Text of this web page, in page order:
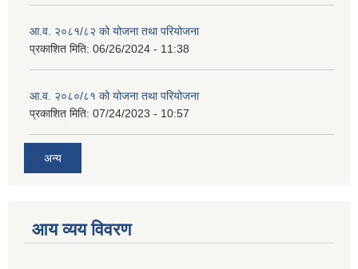
आ.व. २०८१/८२ को योजना तथा परियोजना
प्रकाशित मिति: 06/26/2024 - 11:38
आ.व. २०८०/८१ को योजना तथा परियोजना
प्रकाशित मिति: 07/24/2023 - 10:57
अन्य
आय व्यय विवरण